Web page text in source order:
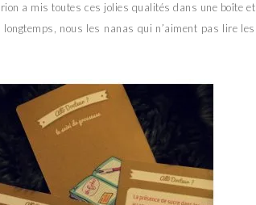
a mis toutes ces jolies qualités dans une boîte et
nous les nanas qui n’aiment pas lire les